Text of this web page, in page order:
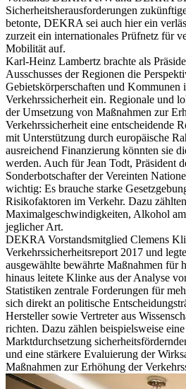
Sicherheitsherausforderungen
betonte, DEKRA sei auch hier ein
zurzeit ein internationales Prüfnetz für
Mobilität auf.
Karl-Heinz Lambertz brachte als
Ausschusses der Regionen die
Gebietskörperschaften und Kommunen
Verkehrssicherheit ein. Regionale und
der Umsetzung von Maßnahmen zur
Verkehrssicherheit eine entscheidende
mit Unterstützung durch europäische
ausreichend Finanzierung könnten sie
werden. Auch für Jean Todt, Präsident
Sonderbotschafter der Vereinten
wichtig: Es brauche starke
Risikofaktoren im Verkehr. Dazu
Maximalgeschwindigkeiten, Alkohol
jeglicher Art.
DEKRA Vorstandsmitglied Clemens
Verkehrssicherheitsreport 2017 und
ausgewählte bewährte Maßnahmen für
hinaus leitete Klinke aus der Analyse
Statistiken zentrale Forderungen für
sich direkt an politische
Hersteller sowie Vertreter aus
richten. Dazu zählen beispielsweise
Marktdurchsetzung
und eine stärkere Evaluierung der
Maßnahmen zur Erhöhung der